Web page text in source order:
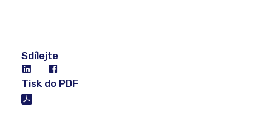
Sdílejte
Tisk do PDF